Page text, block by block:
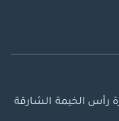
رأس الخيمة الشارقة